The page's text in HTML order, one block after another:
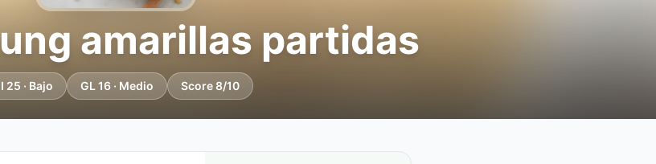
amarillas partidas
25 · Bajo GL 16 · Medio Score 8/10